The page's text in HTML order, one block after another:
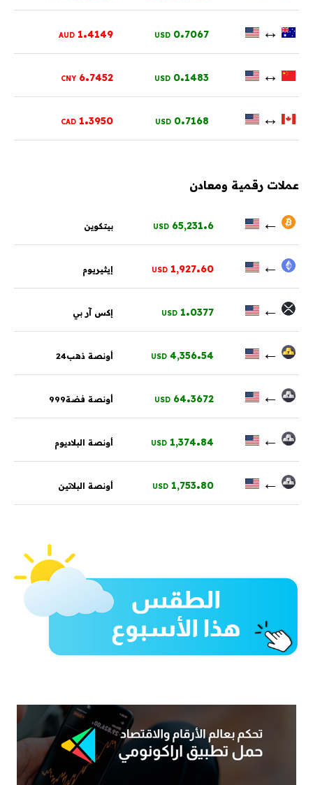
↔
0.7067
USD
1.4149
AUD
↔
0.1483
USD
6.7452
CNY
↔
0.7168
USD
1.3950
CAD
عملات رقمية ومعادن
←
65,231.6
USD بيتكوين
←
1,927.60
USD إيثيريوم
←
1.0377
USD إكس آر بي
←
4,356.54
USD أونصة ذهب24
←
64.3672
USD أونصة فضة999
←
1,374.84
USD أونصة البلاديوم
←
1,753.80
USD أونصة البلاتين